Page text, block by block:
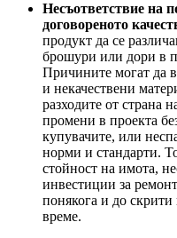
Несъответствие на
договореното
продукт да се
брошури или дори в
Причините могат да
и некачествени
разходите от страна
промени в проекта
купувачите, или
норми и стандарти.
стойност на имота,
инвестиции за
понякога и до скрити
време.